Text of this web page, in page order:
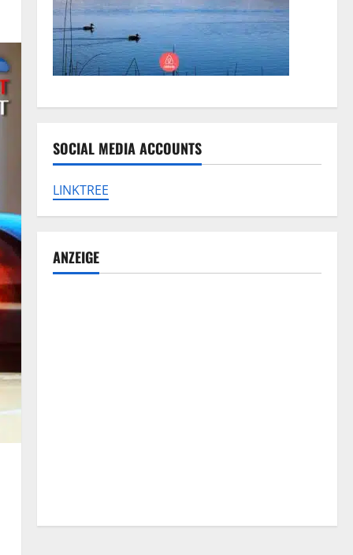
SOCIAL MEDIA ACCOUNTS
LINKTREE
ANZEIGE